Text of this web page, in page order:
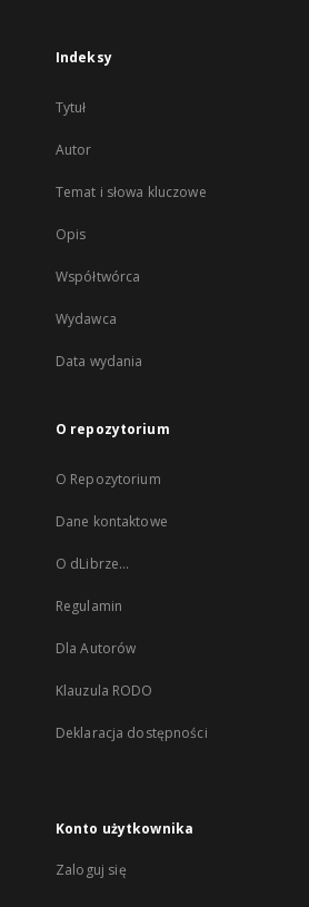
Indeksy
Tytuł
Autor
Temat i słowa kluczowe
Opis
Współtwórca
Wydawca
Data wydania
O repozytorium
O Repozytorium
Dane kontaktowe
O dLibrze...
Regulamin
Dla Autorów
Klauzula RODO
Deklaracja dostępności
Konto użytkownika
Zaloguj się